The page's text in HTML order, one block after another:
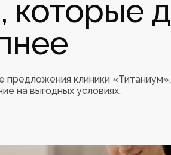
предложения клиники
на выгодных условиях.
которые